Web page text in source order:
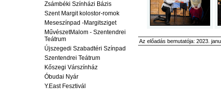
Zsámbéki Színházi Bázis
Szent Margit kolostor-romok
Meseszínpad -Margitsziget
MűvészetMalom - Szentendrei
Teátrum
Újszegedi Szabadtéri Színpad
Szentendrei Teátrum
Kőszegi Várszínház
Óbudai Nyár
Y.East Fesztivál
Az előadás bemutatója: 2023.